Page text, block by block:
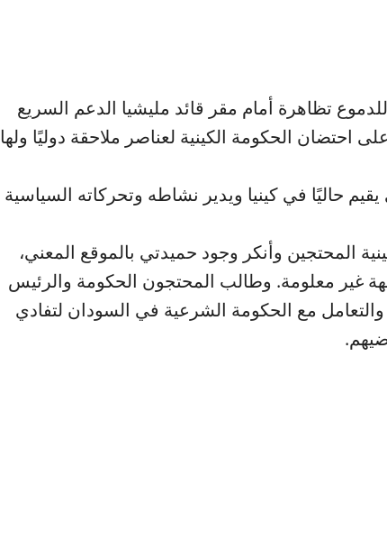
تظاهرة أمام مقر قائد مليشيا الدعم السريع
الحكومة الكينية لعناصر ملاحقة دوليًا ولها
حاليًا في كينيا ويدير نشاطه وتحركاته السياسية
المحتجين وأنكر وجود حميدتي بالموقع المعني،
غير معلومة. وطالب المحتجون الحكومة والرئيس
والتعامل مع الحكومة الشرعية في السودان لتفادي